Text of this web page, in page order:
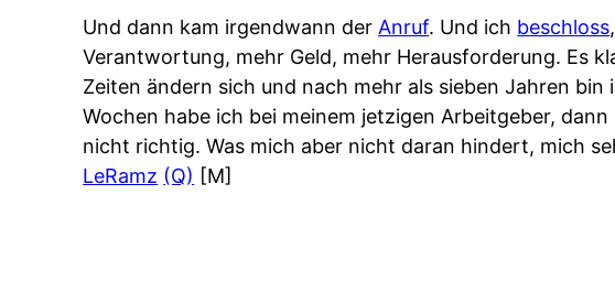
Und dann kam irgendwann der Anruf. Und ich beschloss
Verantwortung, mehr Geld, mehr Herausforderung. Es
Zeiten ändern sich und nach mehr als sieben Jahren bin
Wochen habe ich bei meinem jetzigen Arbeitgeber,
nicht richtig. Was mich aber nicht daran hindert, mich
LeRamz (Q) [M]